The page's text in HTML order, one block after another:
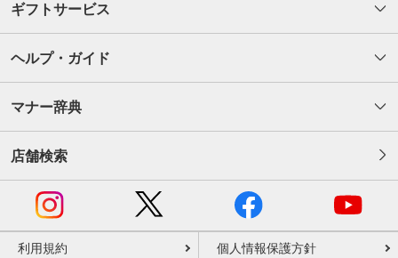
ギフトサービス
ヘルプ・ガイド
マナー辞典
店舗検索
利用規約 個人情報保護方針